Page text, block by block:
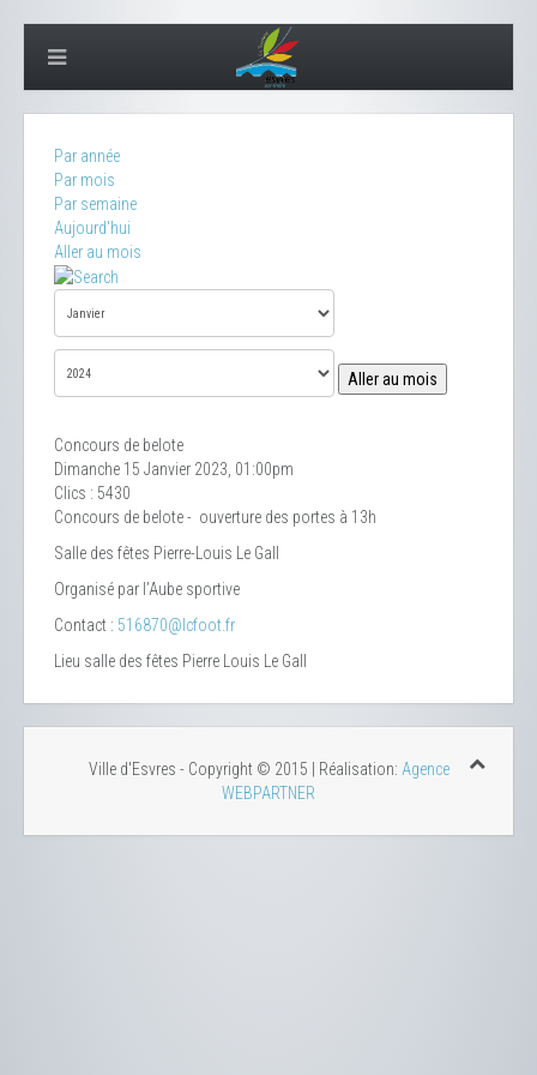
Par année
Par mois
Par semaine
Aujourd'hui
Aller au mois
Aller au mois
Concours de belote
Dimanche 15 Janvier 2023, 01:00pm
Clics : 5430
Concours de belote - ouverture des portes à 13h
Salle des fêtes Pierre-Louis Le Gall
Organisé par l’Aube sportive
Contact : 516870@lcfoot.fr
Lieu salle des fêtes Pierre Louis Le Gall
Ville d'Esvres - Copyright © 2015 | Réalisation: Agence
WEBPARTNER